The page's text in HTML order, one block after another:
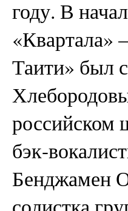
году. В
Таити» был
российском
бэк-
Бенджамен